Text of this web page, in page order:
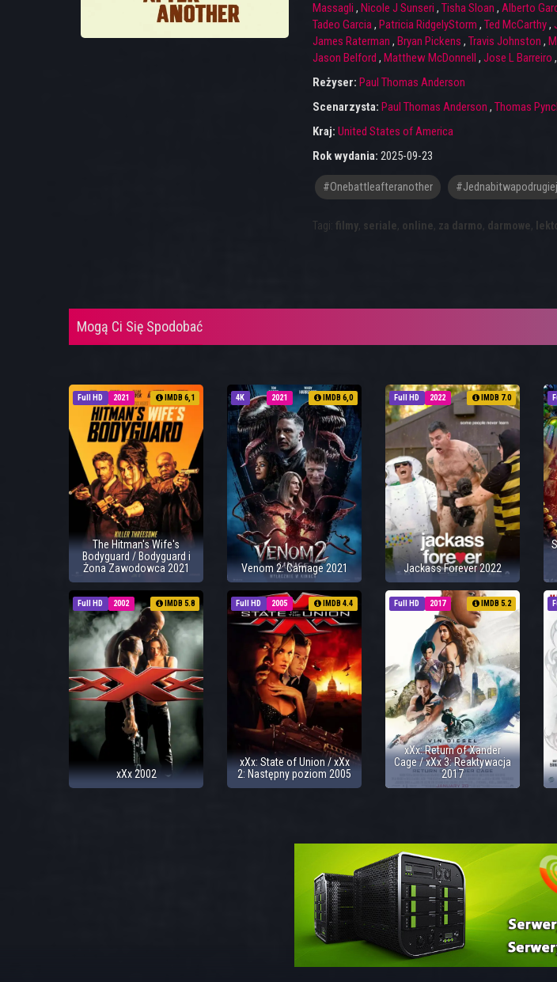
Massagli , Nicole J Sunseri , Tisha Sloan , Alberto
Tadeo Garcia, Patricia RidgelyStorm , Ted McCarthy,
James Raterman , Bryan Pickens , Travis Johnston ,
Jason Belford , Matthew McDonnell , Jose L Barreiro ,
Reżyser: Paul Thomas Anderson
Scenarzysta: Paul Thomas Anderson , Thomas
Kraj: United States of America
Rok wydania: 2025-09-23
#onebattleafteranother #jednabitwapodrugiej
Tagi: filmy, seriale, online, za darmo, darmowe,
Mogą Ci Się Spodobać
Full HD 2021 IMDB 6,1
The Hitman's Wife's
Bodyguard / Bodyguard i
Żona Zawodowca 2021
4K 2021 IMDB 6,0
Venom 2: Carnage 2021
Full HD 2022 IMDB 7.0
Jackass Forever 2022
Full HD 2002 IMDB 5.8
xXx 2002
Full HD 2005 IMDB 4.4
xXx: State of Union / xXx
2: Następny poziom 2005
Full HD 2017 IMDB 5.2
xXx: Return of Xander
Cage / xXx 3: Reaktywacja
2017